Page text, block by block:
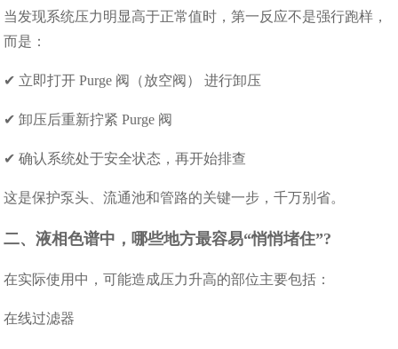
当发现系统压力明显高于正常值时，第一反应不是强行跑样，
而是：
✔ 立即打开 Purge 阀（放空阀） 进行卸压
✔ 卸压后重新拧紧 Purge 阀
✔ 确认系统处于安全状态，再开始排查
这是保护泵头、流通池和管路的关键一步，千万别省。
二、液相色谱中，哪些地方最容易“悄悄堵住”?
在实际使用中，可能造成压力升高的部位主要包括：
在线过滤器